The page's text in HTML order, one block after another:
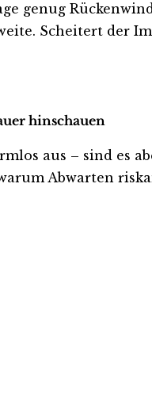
genug
Scheitert der
hinschauen
aus – sind
Abwarten